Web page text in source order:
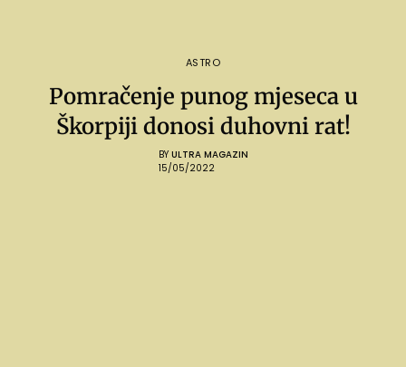
ASTRO
Pomračenje punog mjeseca u
Škorpiji donosi duhovni rat!
BY ULTRA MAGAZIN
15/05/2022